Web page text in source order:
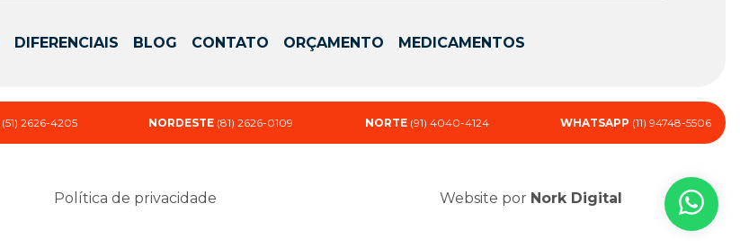
DIFERENCIAIS BLOG CONTATO ORÇAMENTO MEDICAMENTOS
(51) 2626-4205 NORDESTE (81) 2626-0109 NORTE (91) 4040-4124 WHATSAPP (11) 94748-5506
Política de privacidade Website por Nork Digital